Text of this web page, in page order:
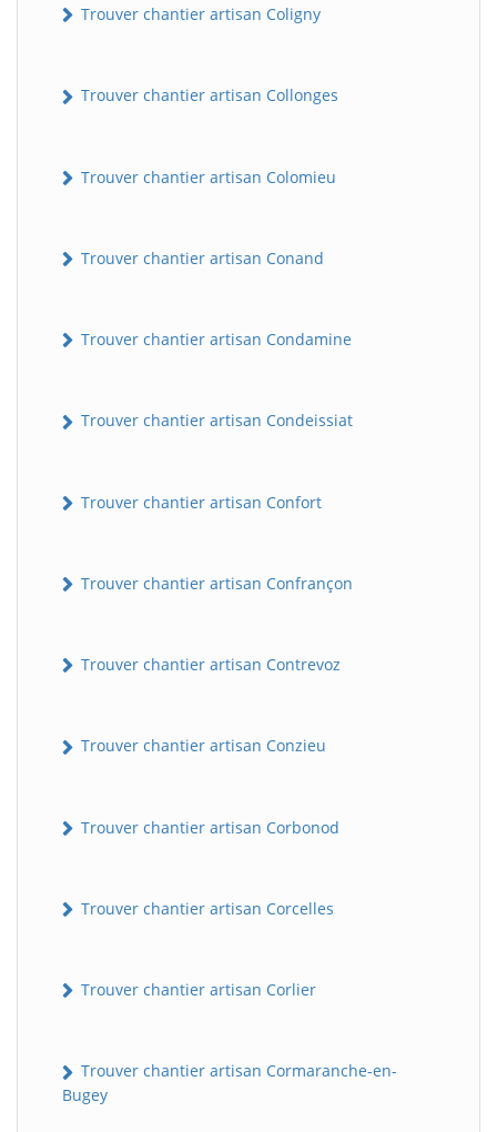
Trouver chantier artisan Coligny
Trouver chantier artisan Collonges
Trouver chantier artisan Colomieu
Trouver chantier artisan Conand
Trouver chantier artisan Condamine
Trouver chantier artisan Condeissiat
Trouver chantier artisan Confort
Trouver chantier artisan Confrançon
Trouver chantier artisan Contrevoz
Trouver chantier artisan Conzieu
Trouver chantier artisan Corbonod
Trouver chantier artisan Corcelles
Trouver chantier artisan Corlier
Trouver chantier artisan Cormaranche-en-
Bugey
B BatiWebPro
Assistant en ligne